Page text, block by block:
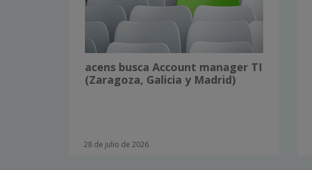
acens busca Account manager TI
(Zaragoza, Galicia y Madrid)
28 de julio de 2026